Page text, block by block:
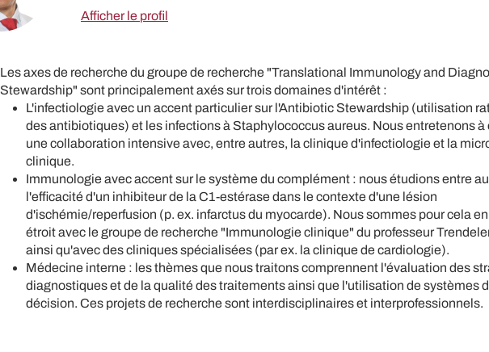
Afficher le profil
Les axes de recherche du groupe de recherche "Translational Immunology and
Stewardship" sont principalement axés sur trois domaines d'intérêt :
L'infectiologie avec un accent particulier sur l'Antibiotic Stewardship (utilisation
des antibiotiques) et les infections à Staphylococcus aureus. Nous entretenons à
une collaboration intensive avec, entre autres, la clinique d'infectiologie et la
clinique.
Immunologie avec accent sur le système du complément : nous étudions entre
l'efficacité d'un inhibiteur de la C1-estérase dans le contexte d'une lésion
d'ischémie/reperfusion (p. ex. infarctus du myocarde). Nous sommes pour cela
étroit avec le groupe de recherche "Immunologie clinique" du professeur
ainsi qu'avec des cliniques spécialisées (par ex. la clinique de cardiologie).
Médecine interne : les thèmes que nous traitons comprennent l'évaluation des
diagnostiques et de la qualité des traitements ainsi que l'utilisation de systèmes
décision. Ces projets de recherche sont interdisciplinaires et interprofessionnels.